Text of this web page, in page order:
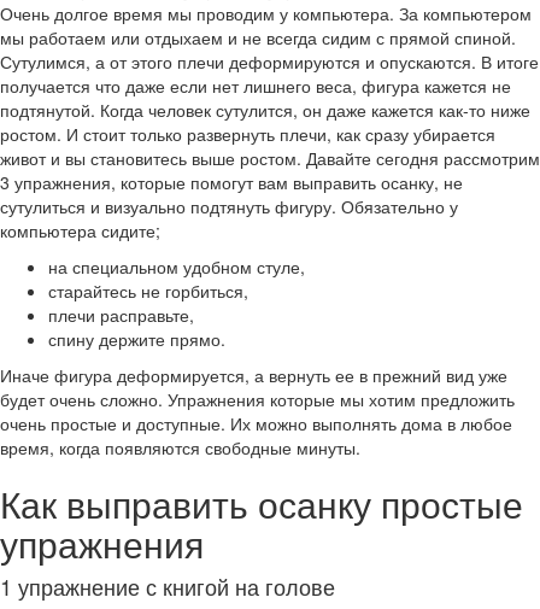
Очень долгое время мы проводим у компьютера. За компьютером
мы работаем или отдыхаем и не всегда сидим с прямой спиной.
Сутулимся, а от этого плечи деформируются и опускаются. В итоге
получается что даже если нет лишнего веса, фигура кажется не
подтянутой. Когда человек сутулится, он даже кажется как-то ниже
ростом. И стоит только развернуть плечи, как сразу убирается
живот и вы становитесь выше ростом. Давайте сегодня рассмотрим
3 упражнения, которые помогут вам выправить осанку, не
сутулиться и визуально подтянуть фигуру. Обязательно у
компьютера сидите;
на специальном удобном стуле,
старайтесь не горбиться,
плечи расправьте,
спину держите прямо.
Иначе фигура деформируется, а вернуть ее в прежний вид уже
будет очень сложно. Упражнения которые мы хотим предложить
очень простые и доступные. Их можно выполнять дома в любое
время, когда появляются свободные минуты.
Как выправить осанку простые
упражнения
1 упражнение с книгой на голове